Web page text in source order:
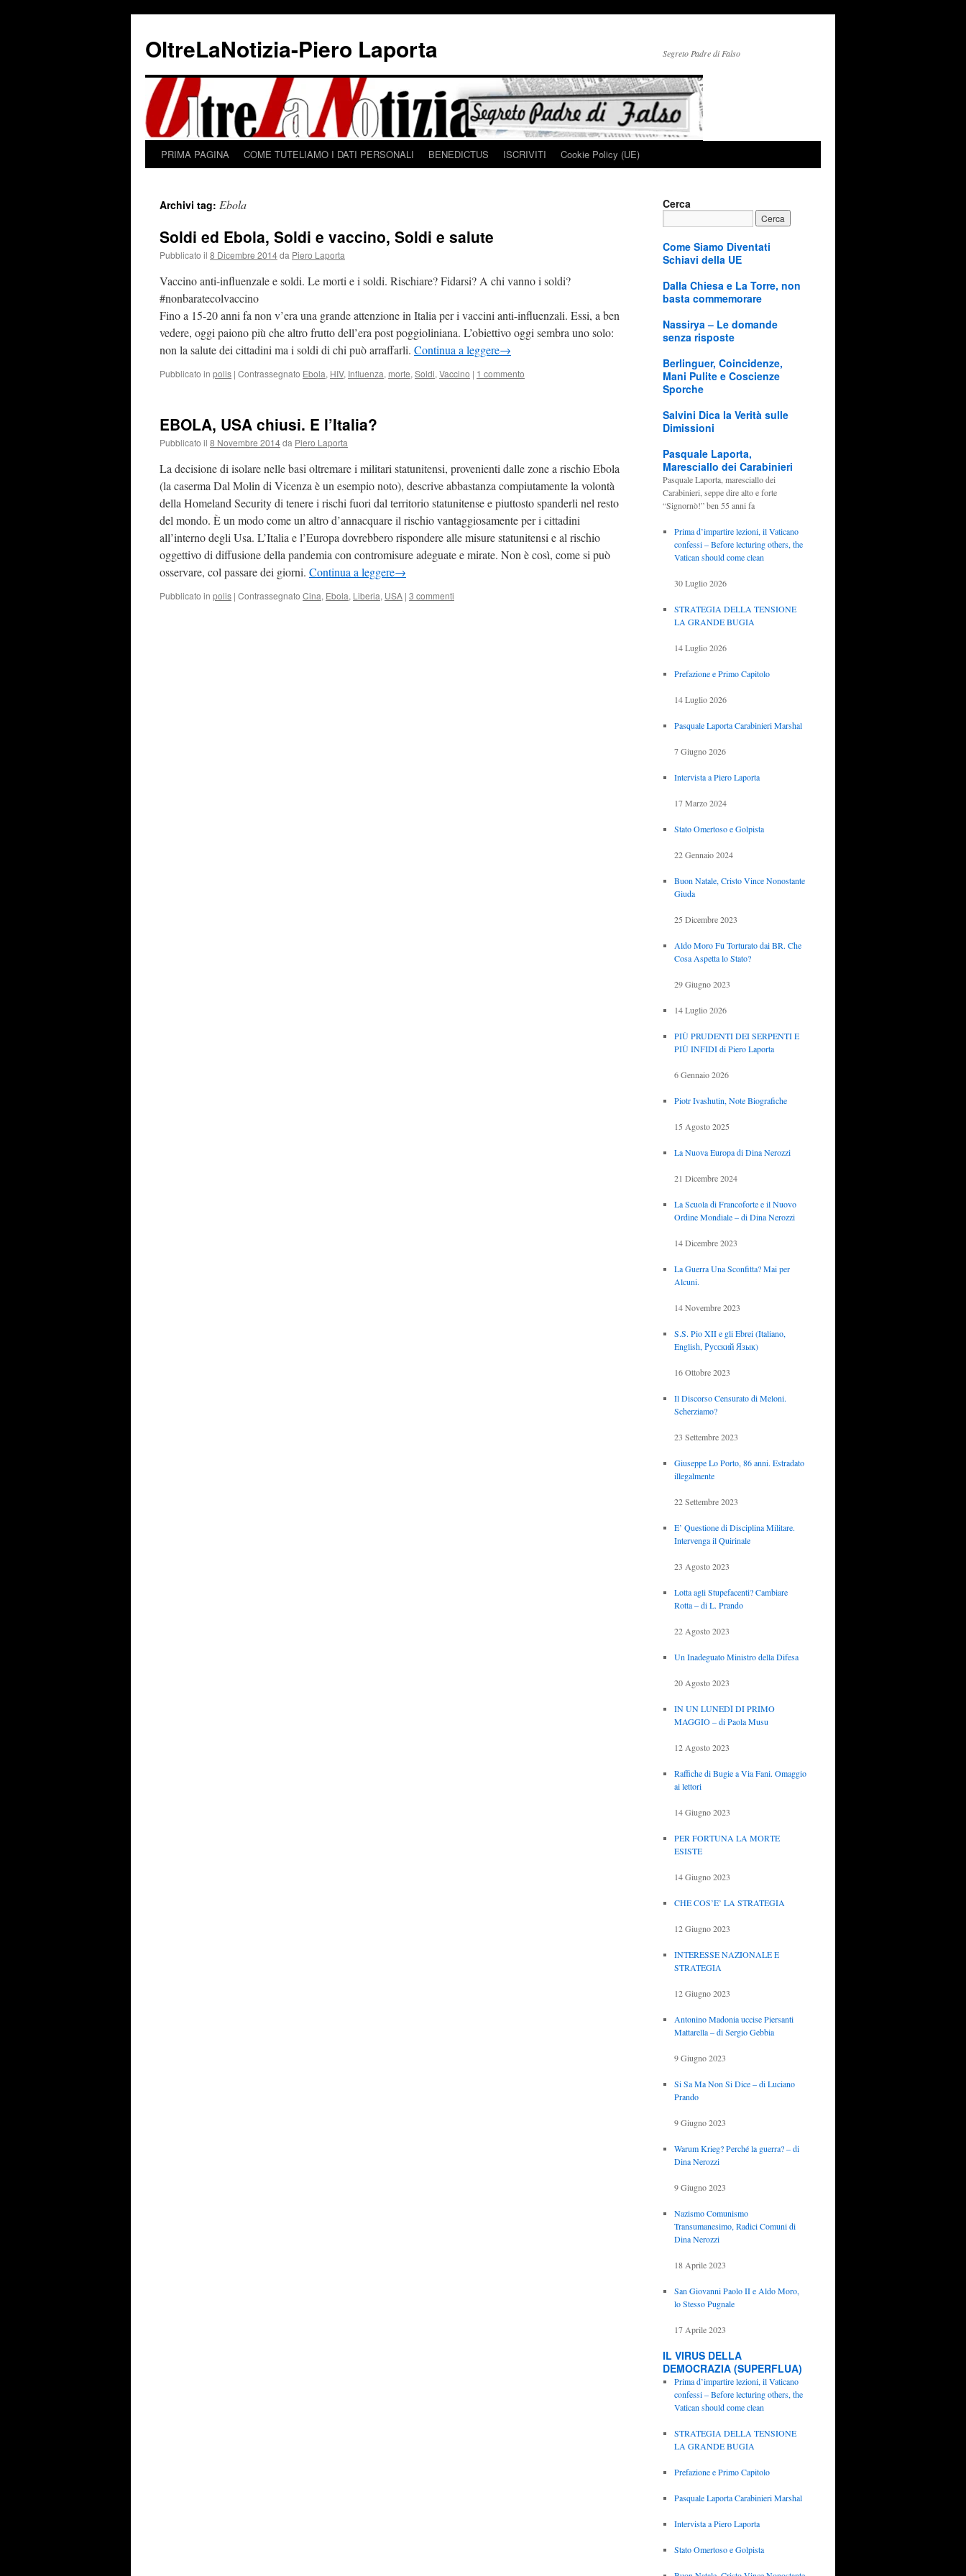
contenuto
OltreLaNotizia-Piero Laporta Segreto Padre di Falso
PRIMA PAGINA COME TUTELIAMO I DATI PERSONALI BENEDICTUS ISCRIVITI Cookie Policy (UE)
Archivi tag: Ebola
Soldi ed Ebola, Soldi e vaccino, Soldi e salute
Pubblicato il 8 Dicembre 2014da Piero Laporta
Vaccino anti-influenzale e soldi. Le morti e i soldi. Rischiare? Fidarsi? A chi vanno i soldi?
#nonbaratecolvaccino
Fino a 15-20 anni fa non v’era una grande attenzione in Italia per i vaccini anti-influenzali. Essi, a ben
vedere, oggi paiono più che altro frutto dell’era post poggioliniana. L’obiettivo oggi sembra uno solo:
non la salute dei cittadini ma i soldi di chi può arraffarli. Continua a leggere→
Pubblicato in polis | Contrassegnato Ebola, HIV, Influenza, morte, Soldi, Vaccino | 1 commento
EBOLA, USA chiusi. E l’Italia?
Pubblicato il 8 Novembre 2014da Piero Laporta
La decisione di isolare nelle basi oltremare i militari statunitensi, provenienti dalle zone a rischio Ebola
(la caserma Dal Molin di Vicenza è un esempio noto), descrive abbastanza compiutamente la volontà
della Homeland Security di tenere i rischi fuori dal territorio statunitense e piuttosto spanderli nel resto
del mondo. È un modo come un altro d’annacquare il rischio vantaggiosamente per i cittadini
all’interno degli Usa. L’Italia e l’Europa dovrebbero rispondere alle misure statunitensi e al rischio
oggettivo di diffusione della pandemia con contromisure adeguate e mirate. Non è così, come si può
osservare, col passare dei giorni. Continua a leggere→
Pubblicato in polis | Contrassegnato Cina, Ebola, Liberia, USA | 3 commenti
Cerca
Come Siamo Diventati
Schiavi della UE
Dalla Chiesa e La Torre, non
basta commemorare
Nassirya – Le domande
senza risposte
Berlinguer, Coincidenze,
Mani Pulite e Coscienze
Sporche
Salvini Dica la Verità sulle
Dimissioni
Pasquale Laporta,
Maresciallo dei Carabinieri
Pasquale Laporta, maresciallo dei
Carabinieri, seppe dire alto e forte
“Signornò!” ben 55 anni fa
Prima d’impartire lezioni, il Vaticano
confessi – Before lecturing others, the
Vatican should come clean
30 Luglio 2026
STRATEGIA DELLA TENSIONE
LA GRANDE BUGIA
14 Luglio 2026
Prefazione e Primo Capitolo
14 Luglio 2026
Pasquale Laporta Carabinieri Marshal
7 Giugno 2026
Intervista a Piero Laporta
17 Marzo 2024
Stato Omertoso e Golpista
22 Gennaio 2024
Buon Natale, Cristo Vince Nonostante
Giuda
25 Dicembre 2023
Aldo Moro Fu Torturato dai BR. Che
Cosa Aspetta lo Stato?
29 Giugno 2023
14 Luglio 2026
PIÙ PRUDENTI DEI SERPENTI E
PIÙ INFIDI di Piero Laporta
6 Gennaio 2026
Piotr Ivashutin, Note Biografiche
15 Agosto 2025
La Nuova Europa di Dina Nerozzi
21 Dicembre 2024
La Scuola di Francoforte e il Nuovo
Ordine Mondiale – di Dina Nerozzi
14 Dicembre 2023
La Guerra Una Sconfitta? Mai per
Alcuni.
14 Novembre 2023
S.S. Pio XII e gli Ebrei (Italiano,
English, Русский Язык)
16 Ottobre 2023
Il Discorso Censurato di Meloni.
Scherziamo?
23 Settembre 2023
Giuseppe Lo Porto, 86 anni. Estradato
illegalmente
22 Settembre 2023
E’ Questione di Disciplina Militare.
Intervenga il Quirinale
23 Agosto 2023
Lotta agli Stupefacenti? Cambiare
Rotta – di L. Prando
22 Agosto 2023
Un Inadeguato Ministro della Difesa
20 Agosto 2023
IN UN LUNEDÌ DI PRIMO
MAGGIO – di Paola Musu
12 Agosto 2023
Raffiche di Bugie a Via Fani. Omaggio
ai lettori
14 Giugno 2023
PER FORTUNA LA MORTE
ESISTE
14 Giugno 2023
CHE COS’E’ LA STRATEGIA
12 Giugno 2023
INTERESSE NAZIONALE E
STRATEGIA
12 Giugno 2023
Antonino Madonia uccise Piersanti
Mattarella – di Sergio Gebbia
9 Giugno 2023
Si Sa Ma Non Si Dice – di Luciano
Prando
9 Giugno 2023
Warum Krieg? Perché la guerra? – di
Dina Nerozzi
9 Giugno 2023
Nazismo Comunismo
Transumanesimo, Radici Comuni di
Dina Nerozzi
18 Aprile 2023
San Giovanni Paolo II e Aldo Moro,
lo Stesso Pugnale
17 Aprile 2023
IL VIRUS DELLA
DEMOCRAZIA (SUPERFLUA)
Prima d’impartire lezioni, il Vaticano
confessi – Before lecturing others, the
Vatican should come clean
STRATEGIA DELLA TENSIONE
LA GRANDE BUGIA
Prefazione e Primo Capitolo
Pasquale Laporta Carabinieri Marshal
Intervista a Piero Laporta
Stato Omertoso e Golpista